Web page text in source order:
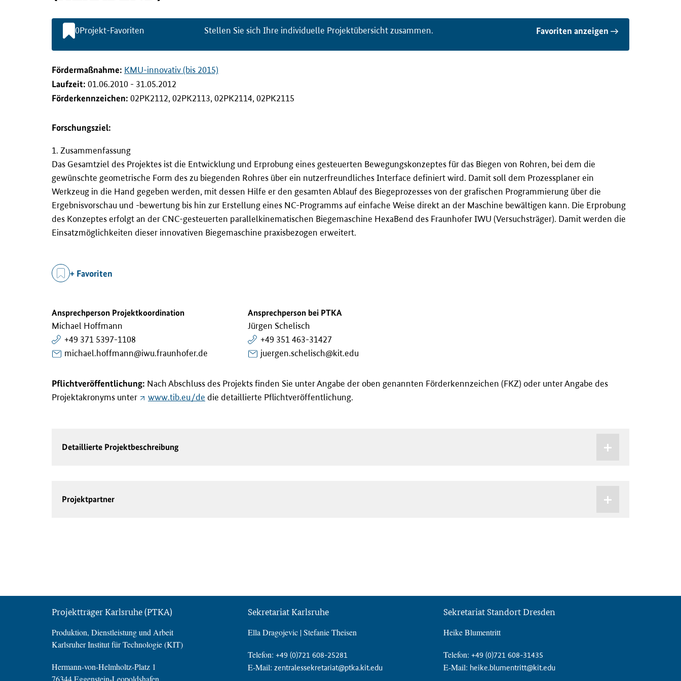
0Projekt-Favoriten Stellen Sie sich Ihre individuelle Projektübersicht zusammen. Favoriten anzeigen
Fördermaßnahme: KMU-innovativ (bis 2015)
Laufzeit: 01.06.2010 - 31.05.2012
Förderkennzeichen: 02PK2112, 02PK2113, 02PK2114, 02PK2115
Forschungsziel:
1. Zusammenfassung
Das Gesamtziel des Projektes ist die Entwicklung und Erprobung eines gesteuerten Bewegungskonzeptes für das Biegen von Rohren, bei dem die
gewünschte geometrische Form des zu biegenden Rohres über ein nutzerfreundliches Interface definiert wird. Damit soll dem Prozessplaner ein
Werkzeug in die Hand gegeben werden, mit dessen Hilfe er den gesamten Ablauf des Biegeprozesses von der grafischen Programmierung über die
Ergebnisvorschau und -bewertung bis hin zur Erstellung eines NC-Programms auf einfache Weise direkt an der Maschine bewältigen kann. Die Erprobung
des Konzeptes erfolgt an der CNC-gesteuerten parallelkinematischen Biegemaschine HexaBend des Fraunhofer IWU (Versuchsträger). Damit werden die
Einsatzmöglichkeiten dieser innovativen Biegemaschine praxisbezogen erweitert.
+ Favoriten
Ansprechperson Projektkoordination
Michael Hoffmann
+49 371 5397-1108
michael.hoffmann@iwu.fraunhofer.de
Ansprechperson bei PTKA
Jürgen Schelisch
+49 351 463-31427
juergen.schelisch@kit.edu
Pflichtveröffentlichung: Nach Abschluss des Projekts finden Sie unter Angabe der oben genannten Förderkennzeichen (FKZ) oder unter Angabe des
Projektakronyms unter
www.tib.eu/de die detaillierte Pflichtveröffentlichung.
Detaillierte Projektbeschreibung
Projektpartner
Projektträger Karlsruhe (PTKA)
Produktion, Dienstleistung und Arbeit
Karlsruher Institut für Technologie (KIT)
Hermann-von-Helmholtz-Platz 1
76344 Eggenstein-Leopoldshafen
Sekretariat Karlsruhe
Ella Dragojevic | Stefanie Theisen
Telefon: +49 (0)721 608-25281
E-Mail: zentralessekretariat@ptka.kit.edu
Sekretariat Standort Dresden
Heike Blumentritt
Telefon:+49 (0)721 608-31435
E-Mail: heike.blumentritt@kit.edu